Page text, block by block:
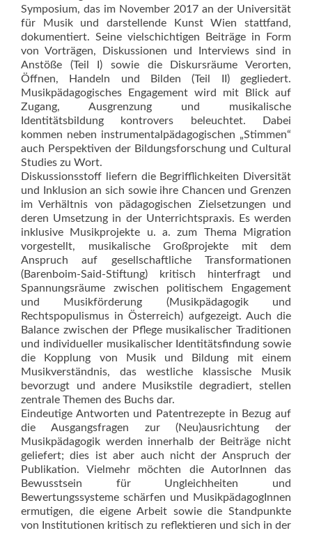
Symposium, das im November 2017 an der Univer­sität
für Musik und darstellende Kunst Wien stattfand,
dokumentiert. Seine vielschichtigen Beiträge in Form
von Vorträgen, Diskussionen und Interviews sind in
Anstöße (Teil I) sowie die Diskursräume Verorten,
Öffnen, Handeln und Bilden (Teil II) gegliedert.
Musikpädagogisches Engagement wird mit Blick auf
Zugang, Ausgrenzung und musikalische
Identitätsbildung kontrovers beleuchtet. Dabei
kommen neben instrumentalpädagogischen „Stimmen“
auch Perspektiven der Bildungsforschung und Cultural
Studies zu Wort.
Diskussionsstoff liefern die Begrifflichkeiten Diversität
und Inklusion an sich sowie ihre Chancen und Grenzen
im Verhältnis von pädagogischen Zielsetzungen und
deren Umsetzung in der Unterrichtspraxis. Es werden
inklusive Musikprojekte u. a. zum Thema Migration
vorgestellt, musikalische Großprojekte mit dem
Anspruch auf gesellschaft­liche Transformationen
(Barenboim-Said-Stiftung) kritisch hinterfragt und
Spannungsräume zwischen politischem Engagement
und Musikförderung (Musikpädagogik und
Rechtspopulismus in Österreich) aufgezeigt. Auch die
Balance zwischen der Pflege musikalischer Traditionen
und individueller musikalischer Identitätsfindung sowie
die Kopplung von Musik und Bildung mit einem
Musikverständnis, das westliche klassische Musik
bevorzugt und andere Musikstile degradiert, stellen
zentrale Themen des Buchs dar.
Eindeutige Antworten und Patentrezepte in Bezug auf
die Ausgangsfragen zur (Neu)ausrichtung der
Musikpädagogik werden innerhalb der Beiträge nicht
geliefert; dies ist aber auch nicht der Anspruch der
Publikation. Vielmehr möchten die AutorInnen das
Bewusstsein für Ungleichheiten und
Bewertungssysteme schärfen und MusikpädagogInnen
ermutigen, die eigene Arbeit sowie die Standpunkte
von Institutionen kritisch zu ref­lektieren und sich in der